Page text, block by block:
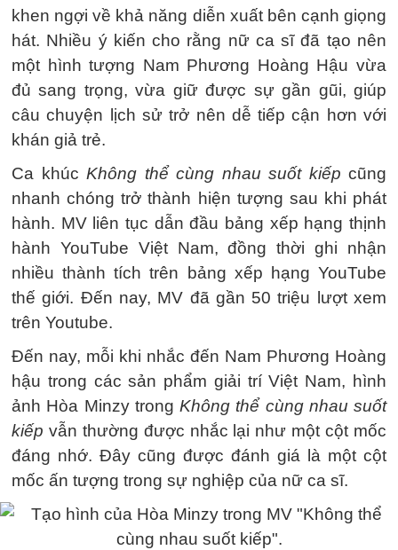
khen ngợi về khả năng diễn xuất bên cạnh giọng
hát. Nhiều ý kiến cho rằng nữ ca sĩ đã tạo nên
một hình tượng Nam Phương Hoàng Hậu vừa
đủ sang trọng, vừa giữ được sự gần gũi, giúp
câu chuyện lịch sử trở nên dễ tiếp cận hơn với
khán giả trẻ.
Ca khúc Không thể cùng nhau suốt kiếp cũng
nhanh chóng trở thành hiện tượng sau khi phát
hành. MV liên tục dẫn đầu bảng xếp hạng thịnh
hành YouTube Việt Nam, đồng thời ghi nhận
nhiều thành tích trên bảng xếp hạng YouTube
thế giới. Đến nay, MV đã gần 50 triệu lượt xem
trên Youtube.
Đến nay, mỗi khi nhắc đến Nam Phương Hoàng
hậu trong các sản phẩm giải trí Việt Nam, hình
ảnh Hòa Minzy trong Không thể cùng nhau suốt
kiếp vẫn thường được nhắc lại như một cột mốc
đáng nhớ. Đây cũng được đánh giá là một cột
mốc ấn tượng trong sự nghiệp của nữ ca sĩ.